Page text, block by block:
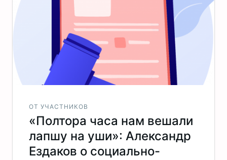
ОТ УЧАСТНИКОВ
«Полтора часа нам вешали
лапшу на уши»: Александр
Ездаков о социально-